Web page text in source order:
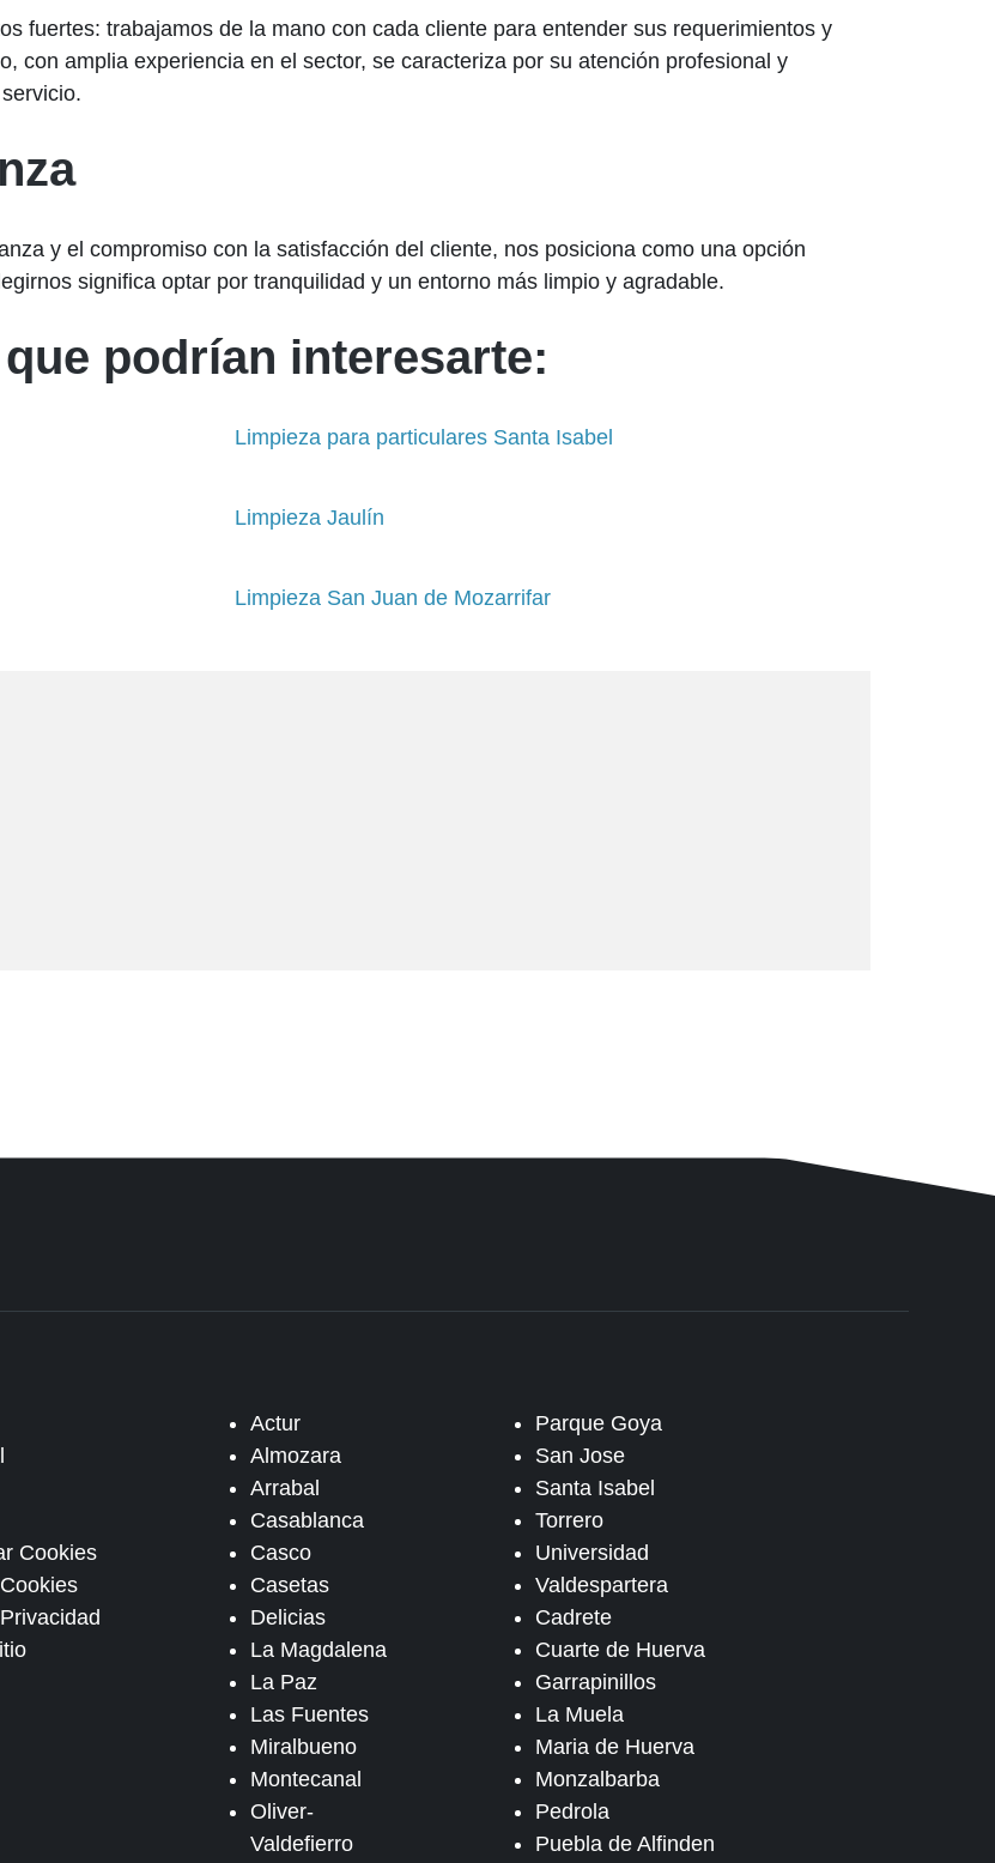
fuertes: trabajamos de la mano con cada cliente para entender sus requerimientos y
con amplia experiencia en el sector, se caracteriza por su atención profesional y
y el compromiso con la satisfacción del cliente, nos posiciona como una opción
significa optar por tranquilidad y un entorno más limpio y agradable.
podrían interesarte:
Limpieza para particulares Santa Isabel
Limpieza Jaulín
Limpieza San Juan de Mozarrifar
Cookies
Actur
Almozara
Arrabal
Casablanca
Casco
Casetas
Delicias
La Magdalena
La Paz
Las Fuentes
Miralbueno
Montecanal
Oliver-
Valdefierro
Parque Goya
San Jose
Santa Isabel
Torrero
Universidad
Valdespartera
Cadrete
Cuarte de Huerva
Garrapinillos
La Muela
Maria de Huerva
Monzalbarba
Pedrola
Puebla de Alfinden